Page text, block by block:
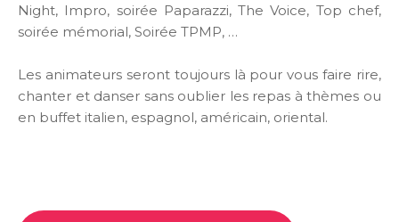
Night, Impro, soirée Paparazzi, The Voice, Top chef,
soirée mémorial, Soirée TPMP, …
Les animateurs seront toujours là pour vous faire rire,
chanter et danser sans oublier les repas à thèmes ou
en buffet italien, espagnol, américain, oriental.